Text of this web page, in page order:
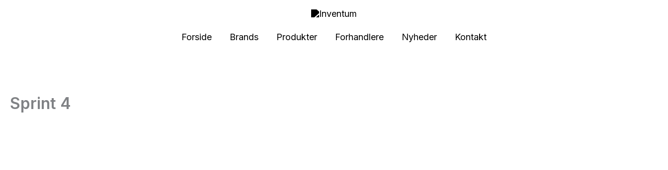
Forside Brands Produkter Forhandlere Nyheder Kontakt
Sprint 4